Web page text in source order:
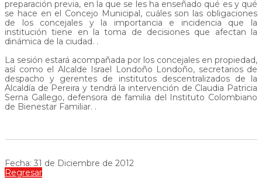
preparación previa, en la que se les ha enseñado qué es y qué
se hace en el Concejo Municipal, cuáles son las obligaciones
de los concejales y la importancia e incidencia que la
institución tiene en la toma de decisiones que afectan la
dinámica de la ciudad. .
La sesión estará acompañada por los concejales en propiedad,
así como el Alcalde Israel Londoño Londoño, secretarios de
despacho y gerentes de institutos descentralizados de la
Alcaldía de Pereira y tendrá la intervención de Claudia Patricia
Serna Gallego, defensora de familia del Instituto Colombiano
de Bienestar Familiar. .
Fecha: 31 de Diciembre de 2012
Regresar